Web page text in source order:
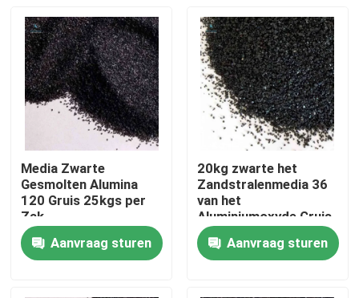
Huis
Media Zwarte
Gesmolten Alumina
120 Gruis 25kgs per
Zak
Aanvraag sturen
20kg zwarte het
Zandstralenmedia 36
van het
Aluminiumoxyde Gruis
Aanvraag sturen